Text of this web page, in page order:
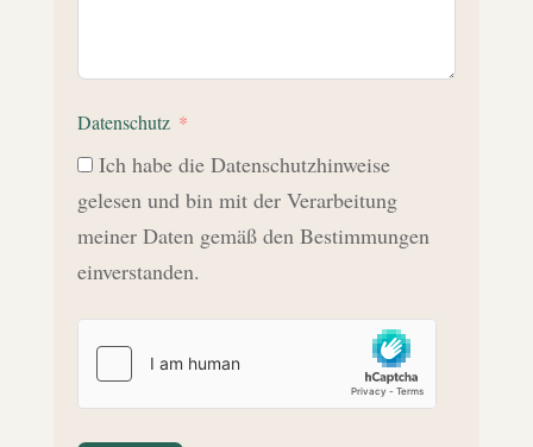
Datenschutz
Ich habe die Datenschutzhinweise
gelesen und bin mit der Verarbeitung
meiner Daten gemäß den Bestimmungen
einverstanden.